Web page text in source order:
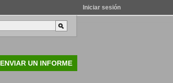
Iniciar sesión
ENVIAR UN INFORME